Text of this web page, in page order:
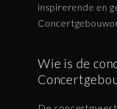
inspirerende en
Wie is de